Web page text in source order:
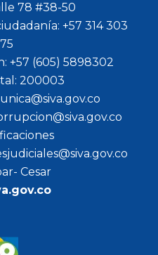
78 #38-50
+57 314 303
+57 (605) 5898302
200003
Cesar